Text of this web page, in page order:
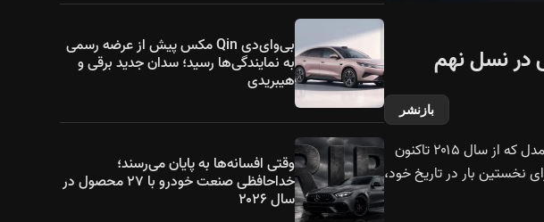
بازنشر
تویوتا سرانجام پس از نزدیک به یک دهه، تصمیم به بازطراحی پیکاپ مشهور خود، هایلوکس، گرفته است. این مدل که از سال ۲۰۱۵ تاکنون
وارد مرحله‌ جدید می‌شود و برای نخستین بار در تاریخ خود،
بی‌وای‌دی Qin مکس پیش از عرضه رسمی
به نمایندگی‌ها رسید؛ سدان جدید برقی و
هیبریدی
وقتی افسانه‌ها به پایان می‌رسند؛
خداحافظی صنعت خودرو با ۲۷ محصول در
سال ۲۰۲۶